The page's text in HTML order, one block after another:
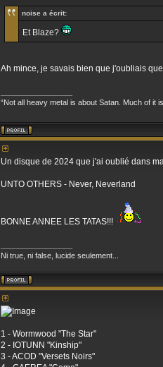
noise a écrit:
Et Blaze?
Ah mince, je savais bien que j'oubliais
“Not all heavy metal is about Satan. Much of it
Un disque de 2024 que j'ai oublié dans
UNTO OTHERS - Never, Neverland
BONNE ANNEE LES TATAS!!!
Ni true, ni false, lucide seulement...
1 - Wormwood "The Star"
2 - IOTUNN "Kinship"
3 - ACOD "Versets Noirs"